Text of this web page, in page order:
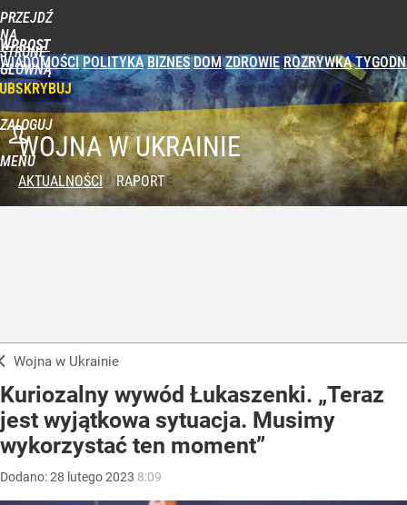
PRZEJDŹ
NA
STRONĘ
GŁÓWNĄ
WPROST
WIADOMOŚCI POLITYKA BIZNES DOM ZDROWIE ROZRYWKA
ZALOGUJ
MENUWOJNA W UKRAINIE
AKTUALNOŚCI RAPORT
Wojna w Ukrainie
Kuriozalny wywód Łukaszenki. „Teraz
jest wyjątkowa sytuacja. Musimy
wykorzystać ten moment”
Dodano:28 lutego2023 8:09